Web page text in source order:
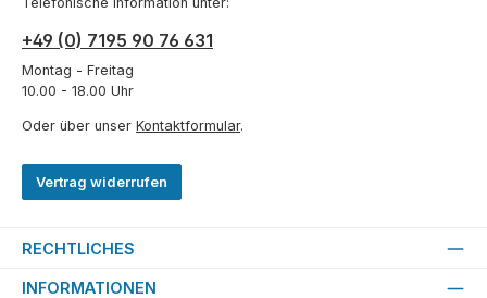
+49 (0) 7195 90 76 631
Montag - Freitag
10.00 - 18.00 Uhr
Oder über unser Kontaktformular.
Vertrag widerrufen
RECHTLICHES
INFORMATIONEN